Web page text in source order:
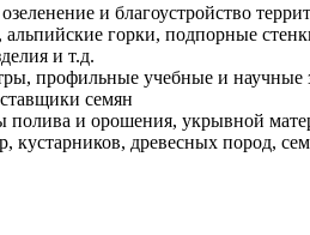
и благоустройство
горки, подпорные
и т.д.
профильные учебные и
семян
полива и орошения, укрывной
кустарников, древесных пород,